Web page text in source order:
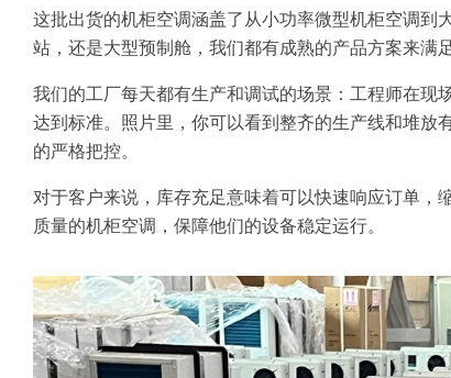
这批出货的机柜空调涵盖了从小功率微型机柜空调
站，还是大型预制舱，我们都有成熟的产品方案来满
我们的工厂每天都有生产和调试的场景：工程师在
达到标准。照片里，你可以看到整齐的生产线和堆
的严格把控。
对于客户来说，库存充足意味着可以快速响应订单，
质量的机柜空调，保障他们的设备稳定运行。